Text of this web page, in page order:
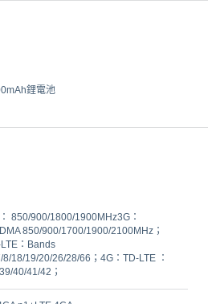
鋰電池
850/900/1800/1900MHz3G：
850/900/1700/1900/2100MHz；
：Bands
8/18/19/20/26/28/66；4G：TD-LTE ：
40/41/42；